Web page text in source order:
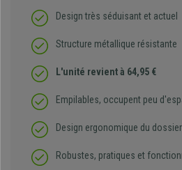
Design très séduisant et actuel
Structure métallique résistante
L'unité revient à 64,95 €
Empilables, occupent peu
Design ergonomique du
Robustes, pratiques et